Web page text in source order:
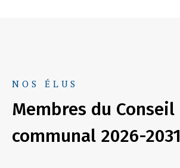
NOS ÉLUS
Membres du Conseil
communal 2026-2031